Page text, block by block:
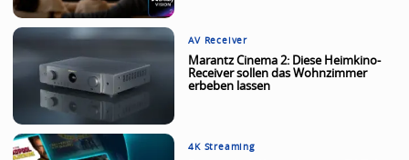
AV Receiver
Marantz Cinema 2: Diese Heimkino-
Receiver sollen das Wohnzimmer
erbeben lassen
4K Streaming